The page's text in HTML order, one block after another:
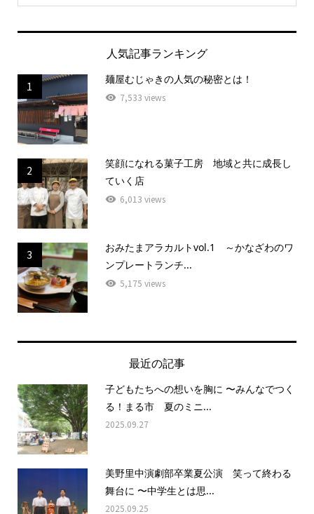
人気記事ランキング
1
麺屋むじゃきの人気の秘密とは！
7,533 views
2
笑顔になれる菓子工房 地域と共に成長し
ていく店
6,013 views
3
おみたまアラカルトvol.1 ～かなざわのワ
ンプレートランチ...
5,175 views
最近の記事
子どもたちへの想いを胸に 〜みんなでつく
る！まる市 夏のミニ...
2025.09.27
美野里中演劇部卒業夏公演 笑って終わる
舞台に 〜中学生とは思...
2025.09.25